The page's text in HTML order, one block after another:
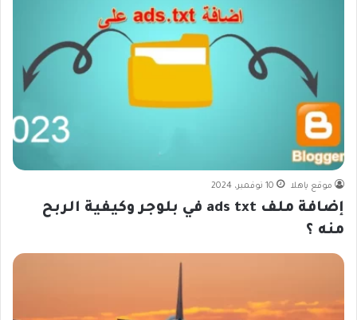
موقع ياهلا 10 نوفمبر، 2024
إضافة ملف ads txt في بلوجر وكيفية الربح
منه ؟